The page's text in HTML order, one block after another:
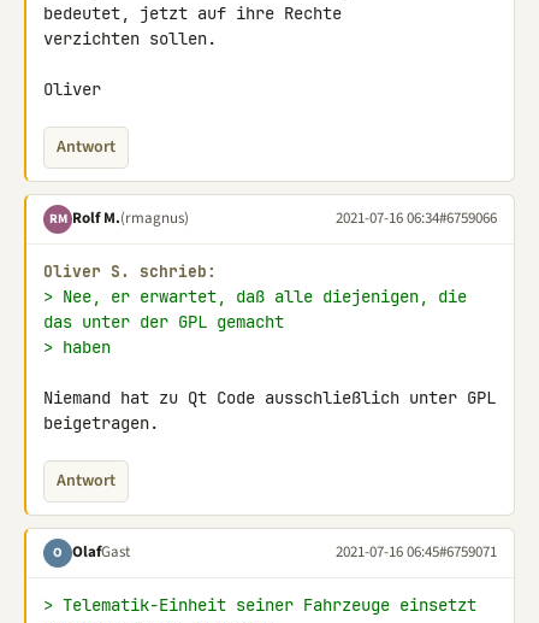
bedeutet, jetzt auf ihre Rechte
verzichten sollen.
Oliver
Antwort
RM Rolf M.(rmagnus) 2021-07-16 06:34#6759066
Oliver S. schrieb:
> Nee, er erwartet, daß alle diejenigen, die
das unter der GPL gemacht
> haben
Niemand hat zu Qt Code ausschließlich unter GPL
beigetragen.
Antwort
O OlafGast 2021-07-16 06:45#6759071
> Telematik-Einheit seiner Fahrzeuge einsetzt